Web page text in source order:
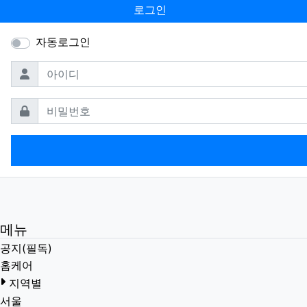
로그인
자동로그인
아이디
필수
비밀번호필수
메뉴
공지(필독)
홈케어
지역별
서울